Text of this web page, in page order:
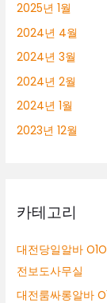
2025년 1월
2024년 4월
2024년 3월
2024년 2월
2024년 1월
2023년 12월
카테고리
대전당일알바
전보도사무실
대전룸싸롱알바